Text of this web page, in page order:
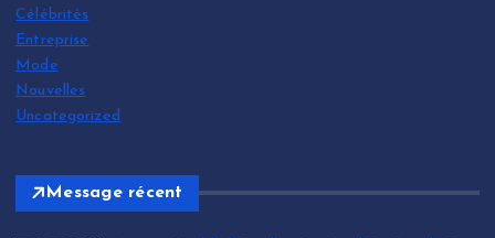
Célébrités
Entreprise
Mode
Nouvelles
Uncategorized
Message récent